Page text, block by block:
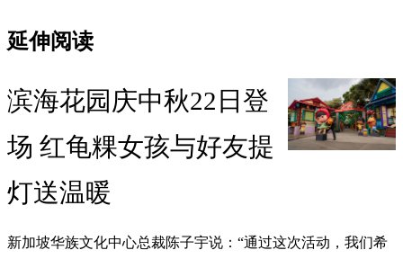
延伸阅读
滨海花园庆中秋22日登
场 红龟粿女孩与好友提
灯送温暖
新加坡华族文化中心总裁陈子宇说：“通过这次活动，我们希